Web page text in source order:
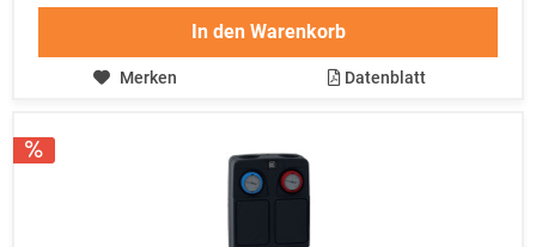
In den Warenkorb
Merken Datenblatt